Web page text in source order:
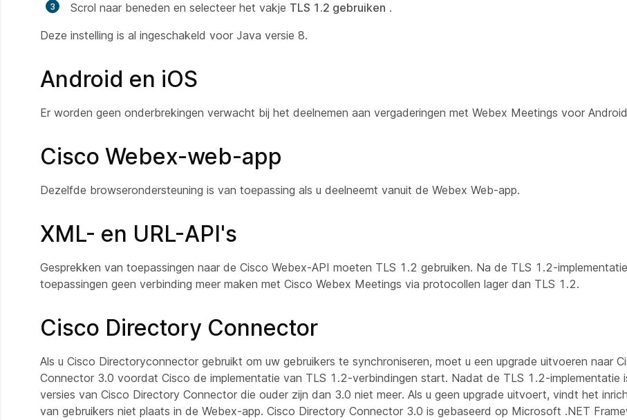
Scrol naar beneden en selecteer het vakje TLS 1.2 gebruiken .
Deze instelling is al ingeschakeld voor Java versie 8.
Android en iOS
Er worden geen onderbrekingen verwacht bij het deelnemen aan vergaderingen met Webex Meetings voor
Cisco Webex-web-app
Dezelfde browserondersteuning is van toepassing als u deelneemt vanuit de Webex Web-app.
XML- en URL-API's
Gesprekken van toepassingen naar de Cisco Webex-API moeten TLS 1.2 gebruiken. Na de TLS 1.2-
toepassingen geen verbinding meer maken met Cisco Webex Meetings via protocollen lager dan TLS 1.2.
Cisco Directory Connector
Als u Cisco Directoryconnector gebruikt om uw gebruikers te synchroniseren, moet u een upgrade uitvoeren naar
Connector 3.0 voordat Cisco de implementatie van TLS 1.2-verbindingen start. Nadat de TLS 1.2-implementatie
versies van Cisco Directory Connector die ouder zijn dan 3.0 niet meer. Als u geen upgrade uitvoert, vindt het
van gebruikers niet plaats in de Webex-app. Cisco Directory Connector 3.0 is gebaseerd op Microsoft .NET